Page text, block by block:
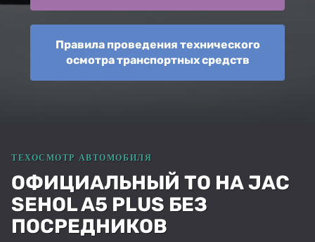
Правила проведения технического
осмотра транспортных средств
ОФИЦИАЛЬНЫЙ ТО НА JAC
SEHOL A5 PLUS БЕЗ
ПОСРЕДНИКОВ